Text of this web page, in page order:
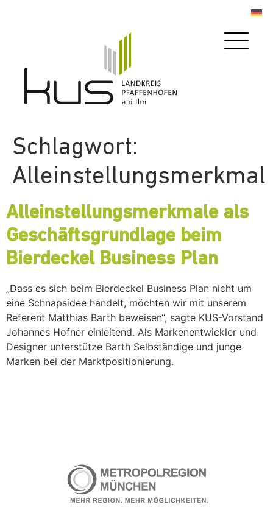
Schlagwort:
Alleinstellungsmerkmal
Alleinstellungsmerkmale als
Geschäftsgrundlage beim
Bierdeckel Business Plan
„Dass es sich beim Bierdeckel Business Plan nicht um
eine Schnapsidee handelt, möchten wir mit unserem
Referent Matthias Barth beweisen“, sagte KUS-Vorstand
Johannes Hofner einleitend. Als Markenentwickler und
Designer unterstütze Barth Selbständige und junge
Marken bei der Marktpositionierung.